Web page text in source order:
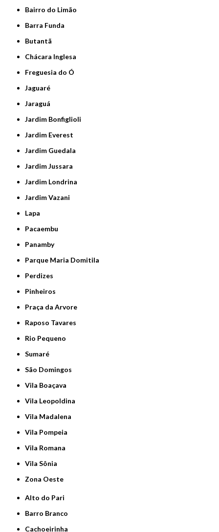
Bairro do Limão
Barra Funda
Butantã
Chácara Inglesa
Freguesia do Ó
Jaguaré
Jaraguá
Jardim Bonfiglioli
Jardim Everest
Jardim Guedala
Jardim Jussara
Jardim Londrina
Jardim Vazani
Lapa
Pacaembu
Panamby
Parque Maria Domitila
Perdizes
Pinheiros
Praça da Arvore
Raposo Tavares
Rio Pequeno
Sumaré
São Domingos
Vila Boaçava
Vila Leopoldina
Vila Madalena
Vila Pompeia
Vila Romana
Vila Sônia
Zona Oeste
Alto do Pari
Barro Branco
Cachoeirinha